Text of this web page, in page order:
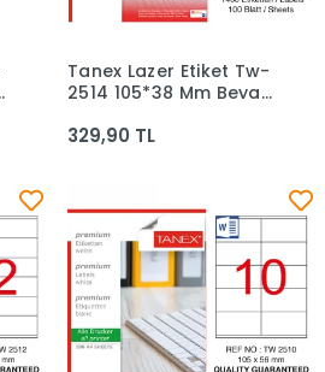
Sepete Ekle
Tanex Lazer Etiket Tw-
2514 105*38 Mm Beyaz
329,90 TL